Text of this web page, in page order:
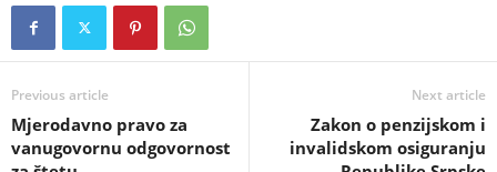
Previous article
Mjerodavno pravo za
vanugovornu odgovornost
Next article
Zakon o penzijskom i
invalidskom osiguranju